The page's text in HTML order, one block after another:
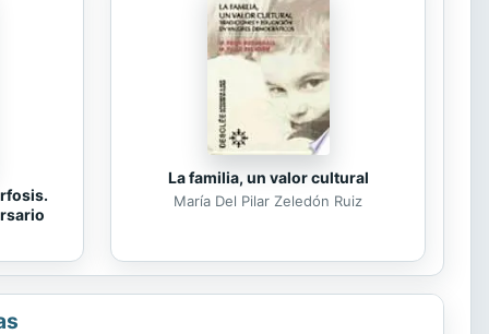
La familia, un valor cultural
María Del Pilar Zeledón Ruiz